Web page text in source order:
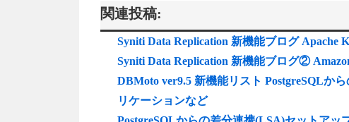
関連投稿:
Syniti Data Replication 新機能ブログ Apache
Syniti Data Replication 新機能ブログ②
DBMoto ver9.5 新機能リスト PostgreSQLか
リケーションなど